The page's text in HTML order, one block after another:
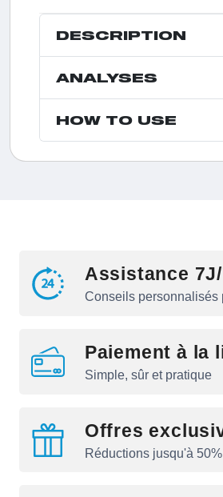
DESCRIPTION
ANALYSES
HOW TO USE
Assistance
Conseils personnalisés
Paiement à la
Simple, sûr et pratique
Offres
Réductions jusqu'à 50%